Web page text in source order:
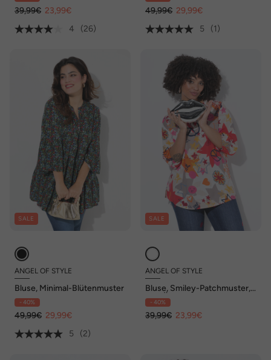
39,99€ 23,99€
4
(26)
49,99€ 29,99€
5
(1)
SALE
ANGEL OF STYLE
Bluse, Minimal-Blütenmuster
- 40%
49,99€ 29,99€
5
(2)
SALE
ANGEL OF STYLE
Bluse, Smiley-Patchmuster,
3/4-Ärmel
- 40%
39,99€ 23,99€